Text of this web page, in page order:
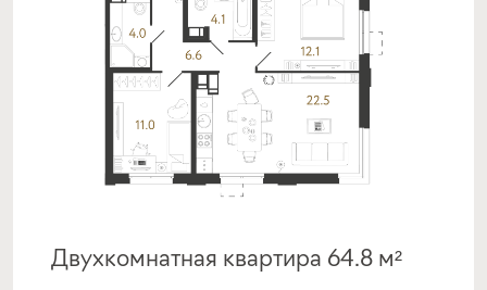
Программа от МКБ
Покупка квартиры в строящемся доме
с субсидией от Застройщика
ставка
1-й взнос
срок
платёж
Двухкомнатная квартира 64.8 м²